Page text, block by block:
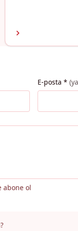
E-posta *
abone ol